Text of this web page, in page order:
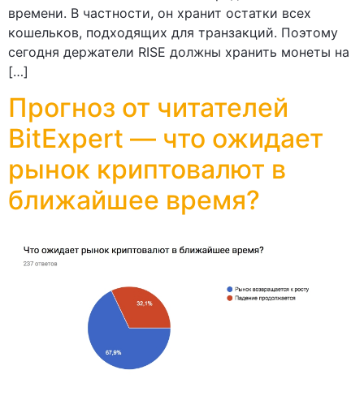
времени. В частности, он хранит остатки всех
кошельков, подходящих для транзакций. Поэтому
сегодня держатели RISE должны хранить монеты на
[…]
Прогноз от читателей
BitExpert — что ожидает
рынок криптовалют в
ближайшее время?